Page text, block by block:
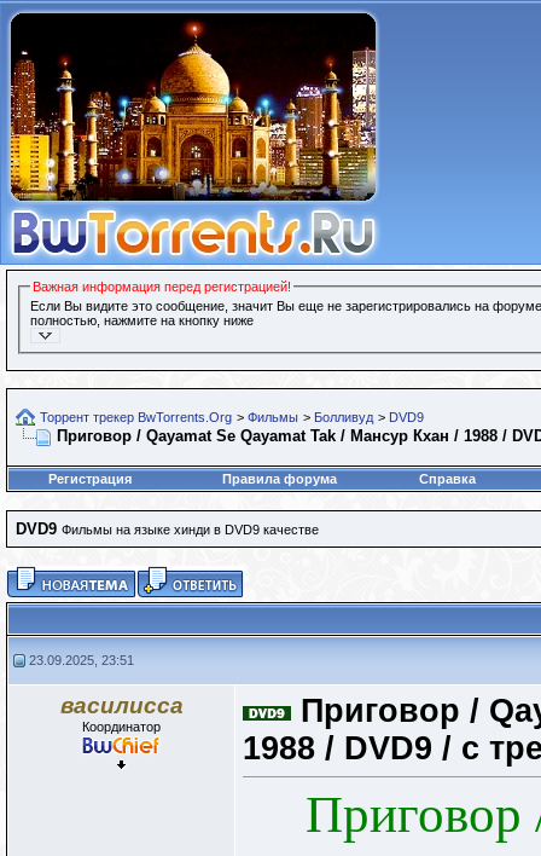
Важная информация перед регистрацией!
Если Вы видите это сообщение, значит Вы еще не зарегистрировались на
полностью, нажмите на кнопку ниже
Торрент трекер BwTorrents.Org > Фильмы > Болливуд > DVD9
Приговор / Qayamat Se Qayamat Tak / Мансур Кхан / 1988 /
Регистрация Правила форума Справка
DVD9 Фильмы на языке хинди в DVD9 качестве
23.09.2025, 23:51
василисса
Координатор
Приговор /
1988 / DVD9 / с
Приговор